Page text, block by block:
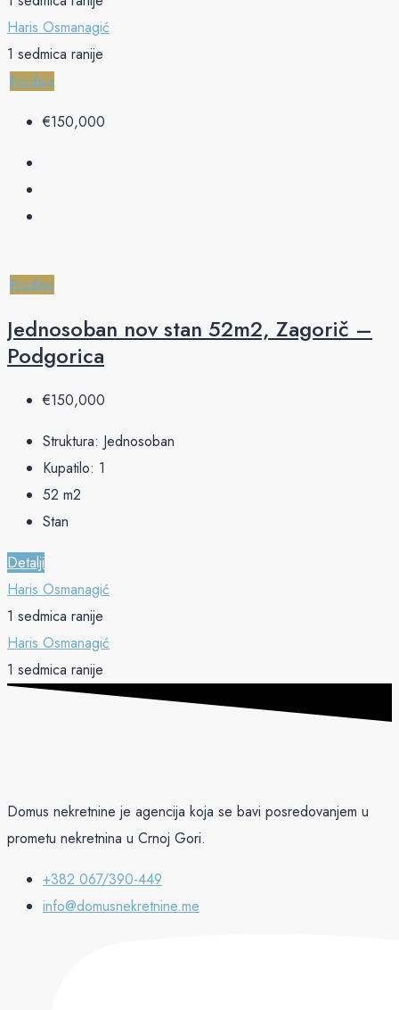
Haris Osmanagić
1 sedmica ranije
Prodaja
€‎150,000
Prodaja
Jednosoban nov stan 52m2, Zagorič –
Podgorica
€‎150,000
Struktura: Jednosoban
Kupatilo: 1
52 m2
Stan
Detalji
Haris Osmanagić
1 sedmica ranije
Haris Osmanagić
1 sedmica ranije
Domus nekretnine je agencija koja se bavi posredovanjem u
prometu nekretnina u Crnoj Gori.
+382 067/390-449
info@domusnekretnine.me